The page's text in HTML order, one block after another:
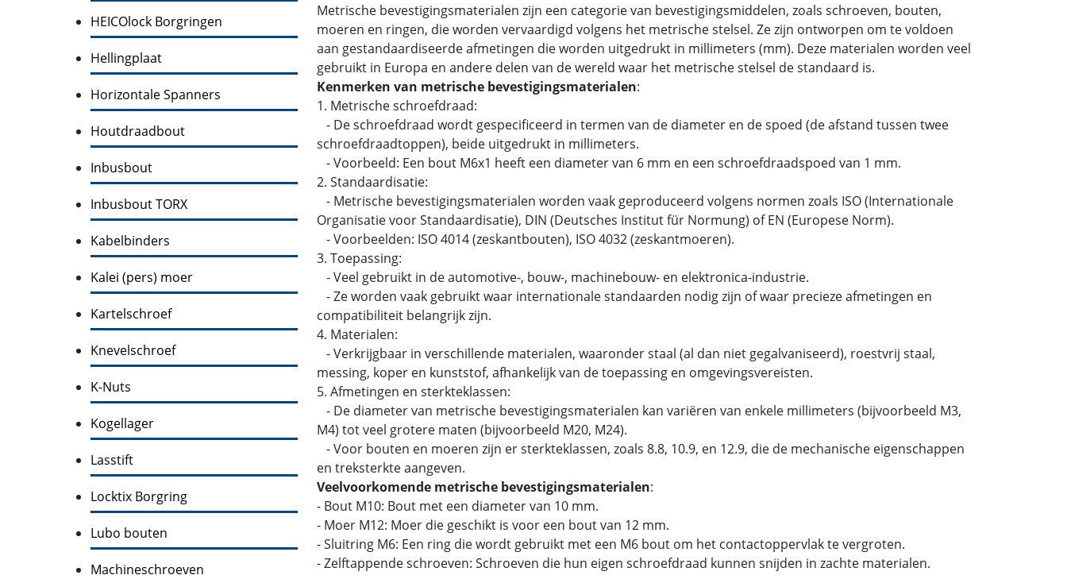
HEICOlock Borgringen
Hellingplaat
Horizontale Spanners
Houtdraadbout
Inbusbout
Inbusbout TORX
Kabelbinders
Kalei (pers) moer
Kartelschroef
Knevelschroef
K-Nuts
Kogellager
Lasstift
Locktix Borgring
Lubo bouten
Machineschroeven
Metrische bevestigingsmaterialen zijn een categorie van bevestigingsmiddelen, zoals schroeven, bouten,
moeren en ringen, die worden vervaardigd volgens het metrische stelsel. Ze zijn ontworpen om te voldoen
aan gestandaardiseerde afmetingen die worden uitgedrukt in millimeters (mm). Deze materialen worden veel
gebruikt in Europa en andere delen van de wereld waar het metrische stelsel de standaard is.
Kenmerken van metrische bevestigingsmaterialen:
1. Metrische schroefdraad:
- De schroefdraad wordt gespecificeerd in termen van de diameter en de spoed (de afstand tussen twee
schroefdraadtoppen), beide uitgedrukt in millimeters.
- Voorbeeld: Een bout M6x1 heeft een diameter van 6 mm en een schroefdraadspoed van 1 mm.
2. Standaardisatie:
- Metrische bevestigingsmaterialen worden vaak geproduceerd volgens normen zoals ISO (Internationale
Organisatie voor Standaardisatie), DIN (Deutsches Institut für Normung) of EN (Europese Norm).
- Voorbeelden: ISO 4014 (zeskantbouten), ISO 4032 (zeskantmoeren).
3. Toepassing:
- Veel gebruikt in de automotive-, bouw-, machinebouw- en elektronica-industrie.
- Ze worden vaak gebruikt waar internationale standaarden nodig zijn of waar precieze afmetingen en
compatibiliteit belangrijk zijn.
4. Materialen:
- Verkrijgbaar in verschillende materialen, waaronder staal (al dan niet gegalvaniseerd), roestvrij staal,
messing, koper en kunststof, afhankelijk van de toepassing en omgevingsvereisten.
5. Afmetingen en sterkteklassen:
- De diameter van metrische bevestigingsmaterialen kan variëren van enkele millimeters (bijvoorbeeld M3,
M4) tot veel grotere maten (bijvoorbeeld M20, M24).
- Voor bouten en moeren zijn er sterkteklassen, zoals 8.8, 10.9, en 12.9, die de mechanische eigenschappen
en treksterkte aangeven.
Veelvoorkomende metrische bevestigingsmaterialen:
- Bout M10: Bout met een diameter van 10 mm.
- Moer M12: Moer die geschikt is voor een bout van 12 mm.
- Sluitring M6: Een ring die wordt gebruikt met een M6 bout om het contactoppervlak te vergroten.
- Zelftappende schroeven: Schroeven die hun eigen schroefdraad kunnen snijden in zachte materialen.